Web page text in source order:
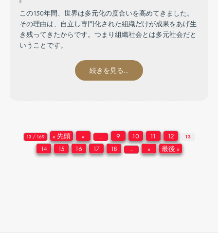
この150年間、世界は多元化の度合いを高めてきました。
その理由は、自立し専門化された組織だけが成果をあげ生
き残ってきたからです。つまり組織社会とは多元社会だと
いうことです。
続きを見る…
13 / 169 « 先頭 « ... 9 10 11 12 13
14 15 16 17 18 ... » 最後 »